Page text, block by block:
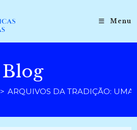
Menu
Blog
> ARQUIVOS DA TRADIÇÃO: UMA